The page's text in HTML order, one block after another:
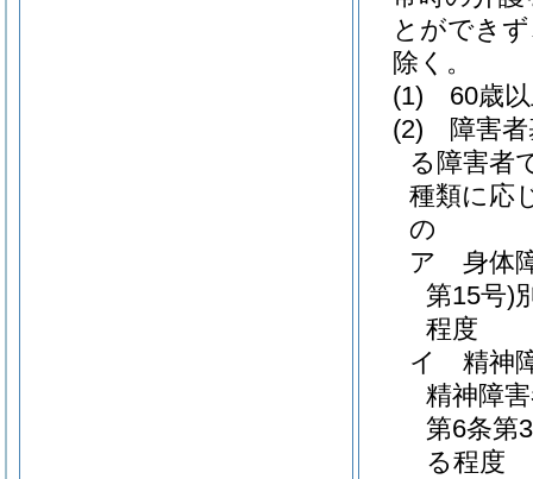
とができ
除く。
(1)
60歳
(2)
障害
る障害者
種類に応
の
ア
身体
第15号)
程度
イ
精神
精神障
第6条第
る程度